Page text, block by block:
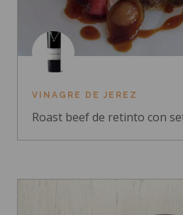
VINAGRE DE JEREZ
Roast beef de retinto con